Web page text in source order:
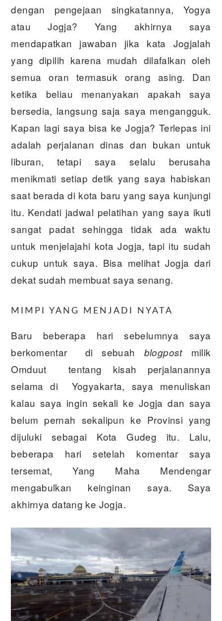
dengan pengejaan singkatannya, Yogya
atau Jogja? Yang akhirnya saya
mendapatkan jawaban jika kata Jogjalah
yang dipilih karena mudah dilafalkan oleh
semua oran termasuk orang asing. Dan
ketika beliau menanyakan apakah saya
bersedia, langsung saja saya mengangguk.
Kapan lagi saya bisa ke Jogja? Terlepas ini
adalah perjalanan dinas dan bukan untuk
liburan, tetapi saya selalu berusaha
menikmati setiap detik yang saya habiskan
saat berada di kota baru yang saya kunjungi
itu. Kendati jadwal pelatihan yang saya ikuti
sangat padat sehingga tidak ada waktu
untuk menjelajahi kota Jogja, tapi itu sudah
cukup untuk saya. Bisa melihat Jogja dari
dekat sudah membuat saya senang.
MIMPI YANG MENJADI NYATA
Baru beberapa hari sebelumnya saya
berkomentar di sebuah blogpostmilik
Omduut tentang kisah perjalanannya
selama di Yogyakarta, saya menuliskan
kalau saya ingin sekali ke Jogja dan saya
belum pernah sekalipun ke Provinsi yang
dijuluki sebagai Kota Gudeg itu. Lalu,
beberapa hari setelah komentar saya
tersemat, Yang Maha Mendengar
mengabulkan keinginan saya. Saya
akhirnya datang ke Jogja.